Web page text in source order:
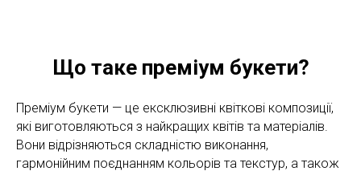
Що таке преміум букети?
Преміум букети — це ексклюзивні квіткові композиції,
які виготовляються з найкращих квітів та матеріалів.
Вони відрізняються складністю виконання,
гармонійним поєднанням кольорів та текстур, а також